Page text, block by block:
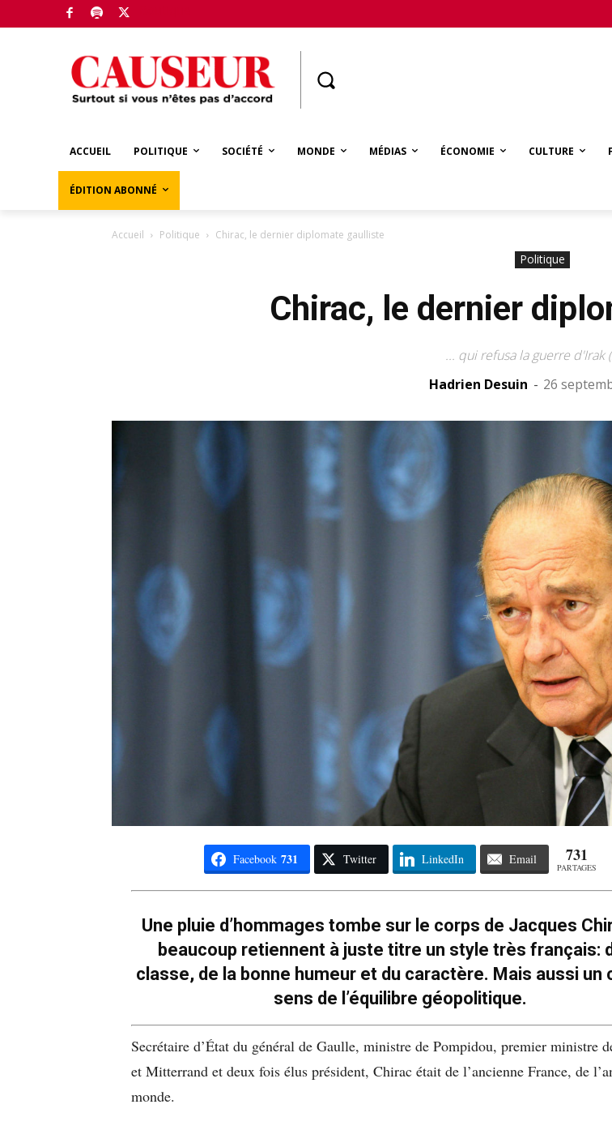
ACCUEIL POLITIQUE SOCIÉTÉ MONDE MÉDIAS ÉCONOMIE CULTURE
ÉDITION ABONNÉ
Accueil Politique Chirac, le dernier diplomate gaulliste
Politique
Chirac, le dernier
... qui refusa la guerre d'Irak
Hadrien Desuin - 26
Facebook 731 Twitter LinkedIn Email 731
PARTAGES
Une pluie d’hommages tombe sur le corps de Jacques
beaucoup retiennent à juste titre un style très français:
classe, de la bonne humeur et du caractère. Mais aussi un
sens de l’équilibre géopolitique.
Secrétaire d’État du général de Gaulle, ministre de Pompidou, premier ministre
et Mitterrand et deux fois élus président, Chirac était de l’ancienne France, de
monde.